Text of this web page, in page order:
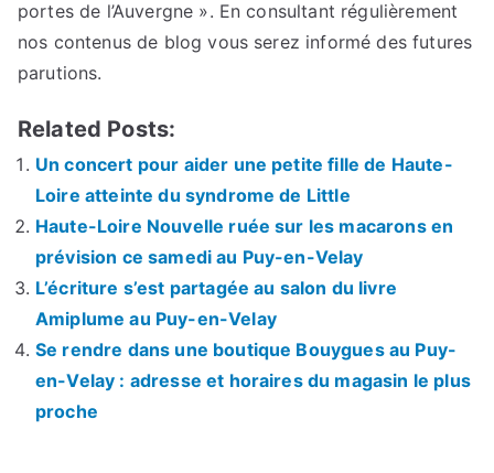
portes de l’Auvergne ». En consultant régulièrement
nos contenus de blog vous serez informé des futures
parutions.
Related Posts:
Un concert pour aider une petite fille de Haute-
Loire atteinte du syndrome de Little
Haute-Loire Nouvelle ruée sur les macarons en
prévision ce samedi au Puy-en-Velay
L’écriture s’est partagée au salon du livre
Amiplume au Puy-en-Velay
Se rendre dans une boutique Bouygues au Puy-
en-Velay : adresse et horaires du magasin le plus
proche